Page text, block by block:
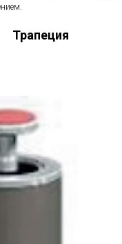
Трапеция